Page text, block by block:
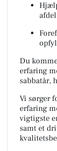
Du
erfaring
sabbatår,
Vi sørger
erfaring
vigtigste
samt et